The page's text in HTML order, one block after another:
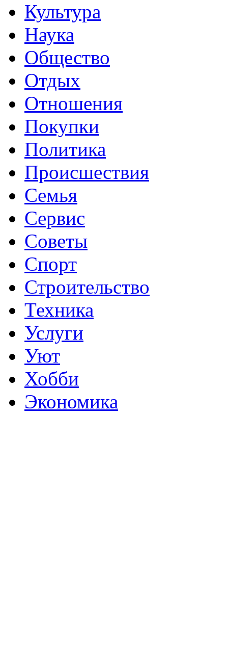
Культура
Наука
Общество
Отдых
Отношения
Покупки
Политика
Происшествия
Семья
Сервис
Советы
Спорт
Строительство
Техника
Услуги
Уют
Хобби
Экономика